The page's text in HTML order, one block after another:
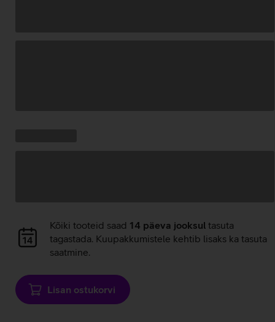
Andmete
laadimine
Kõiki tooteid saad 14 päeva jooksul tasuta
tagastada. Kuupakkumistele kehtib lisaks ka tasuta
saatmine.
Lisan ostukorvi